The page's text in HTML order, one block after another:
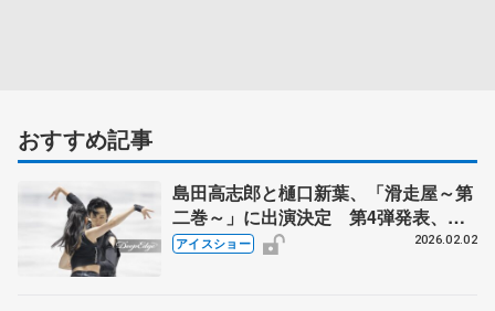
おすすめ記事
島田高志郎と樋口新葉、「滑走屋～第
二巻～」に出演決定 第4弾発表、高
橋大輔プロデュースアイスショー
アイスショー 2026.02.02